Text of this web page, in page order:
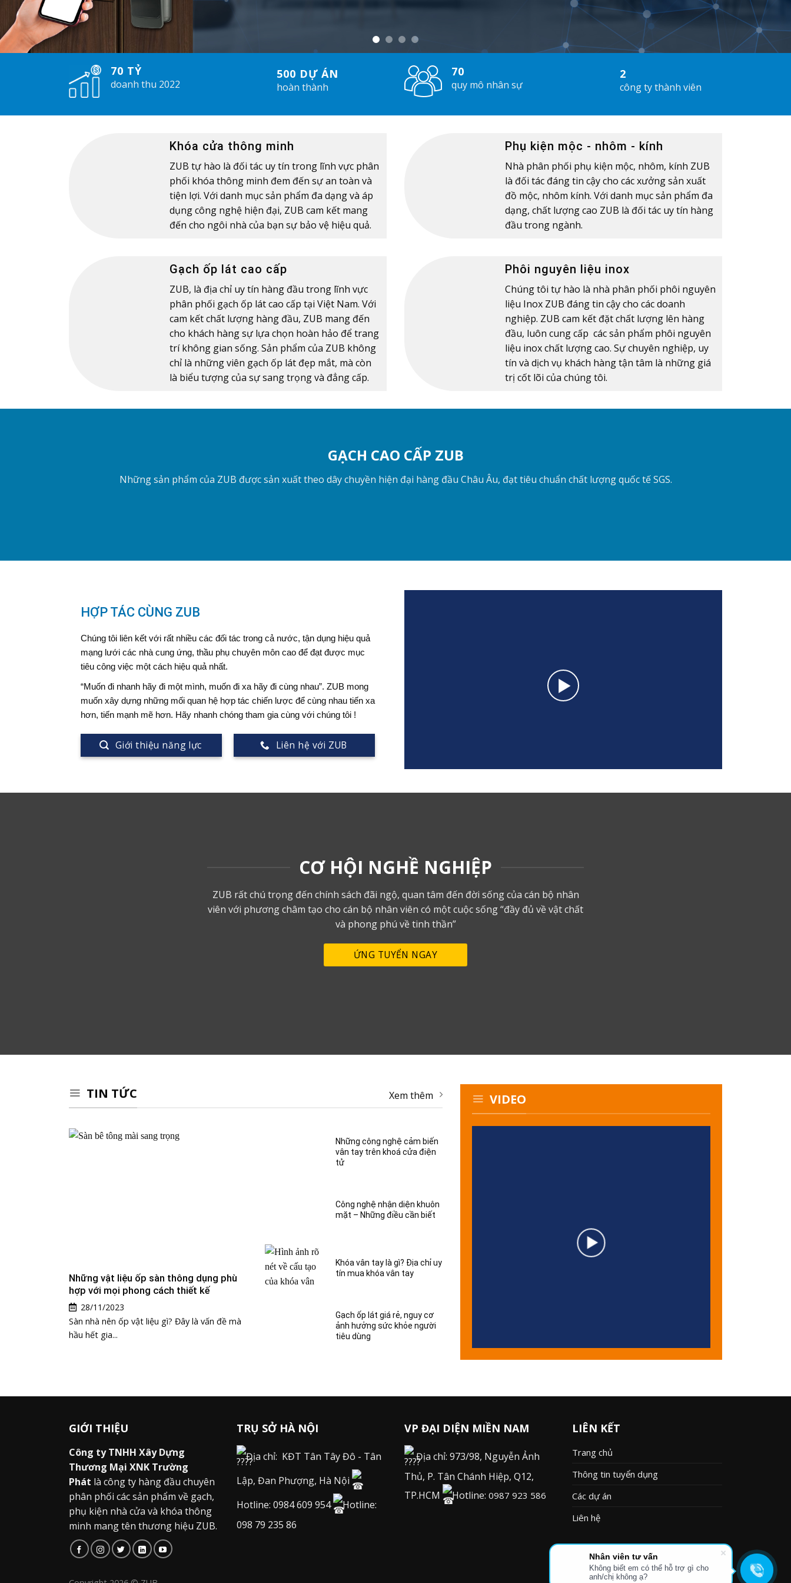
70 TỶ
doanh thu 2022
500 DỰ ÁN
hoàn thành
70
quy mô nhân sự
2
công ty thành viên
Khóa cửa thông minh
ZUB tự hào là đối tác uy tín trong lĩnh vực phân
phối khóa thông minh đem đến sự an toàn và
tiện lợi. Với danh mục sản phẩm đa dạng và áp
dụng công nghệ hiện đại, ZUB cam kết mang
đến cho ngôi nhà của bạn sự bảo vệ hiệu quả.
Phụ kiện mộc - nhôm - kính
Nhà phân phối phụ kiện mộc, nhôm, kính ZUB
là đối tác đáng tin cậy cho các xưởng sản xuất
đồ mộc, nhôm kính. Với danh mục sản phẩm đa
dạng, chất lượng cao ZUB là đối tác uy tín hàng
đầu trong ngành.
Gạch ốp lát cao cấp
ZUB, là địa chỉ uy tín hàng đầu trong lĩnh vực
phân phối gạch ốp lát cao cấp tại Việt Nam. Với
cam kết chất lượng hàng đầu, ZUB mang đến
cho khách hàng sự lựa chọn hoàn hảo để trang
trí không gian sống. Sản phẩm của ZUB không
chỉ là những viên gạch ốp lát đẹp mắt, mà còn
là biểu tượng của sự sang trọng và đẳng cấp.
Phôi nguyên liệu inox
Chúng tôi tự hào là nhà phân phối phôi nguyên
liệu Inox ZUB đáng tin cậy cho các doanh
nghiệp. ZUB cam kết đặt chất lượng lên hàng
đầu, luôn cung cấp các sản phẩm phôi nguyên
liệu inox chất lượng cao. Sự chuyên nghiệp, uy
tín và dịch vụ khách hàng tận tâm là những giá
trị cốt lõi của chúng tôi.
GẠCH CAO CẤP ZUB
Những sản phẩm của ZUB được sản xuất theo dây chuyền hiện đại hàng đầu Châu Âu, đạt tiêu chuẩn chất lượng quốc tế SGS.
HỢP TÁC CÙNG ZUB
Chúng tôi liên kết với rất nhiều các đối tác trong cả nước, tận dụng hiệu quả
mạng lưới các nhà cung ứng, thầu phụ chuyên môn cao để đạt được mục
tiêu công việc một cách hiệu quả nhất.
“Muốn đi nhanh hãy đi một mình, muốn đi xa hãy đi cùng nhau”. ZUB mong
muốn xây dựng những mối quan hệ hợp tác chiến lược để cùng nhau tiến xa
hơn, tiến mạnh mẽ hơn. Hãy nhanh chóng tham gia cùng với chúng tôi !
Giới thiệu năng lực Liên hệ với ZUB
CƠ HỘI NGHỀ NGHIỆP
ZUB rất chú trọng đến chính sách đãi ngộ, quan tâm đến đời sống của cán bộ nhân
viên với phương châm tạo cho cán bộ nhân viên có một cuộc sống “đầy đủ về vật chất
và phong phú về tinh thần”
ỨNG TUYỂN NGAY
TIN TỨC Xem thêm
Những vật liệu ốp sàn thông dụng phù
hợp với mọi phong cách thiết kế
28/11/2023
Sàn nhà nên ốp vật liệu gì? Đây là vấn đề mà
hầu hết gia...
Những công nghệ cảm biến
vân tay trên khoá cửa điện
tử
Công nghệ nhận diện khuôn
mặt – Những điều cần biết
Khóa vân tay là gì? Địa chỉ uy
tín mua khóa vân tay
Gạch ốp lát giá rẻ, nguy cơ
ảnh hưởng sức khỏe người
tiêu dùng
VIDEO
GIỚI THIỆU
Công ty TNHH Xây Dựng
Thương Mại XNK Trường
Phát là công ty hàng đầu chuyên
phân phối các sản phẩm về gạch,
phụ kiện nhà cửa và khóa thông
minh mang tên thương hiệu ZUB.
TRỤ SỞ HÀ NỘI
Địa chỉ: KĐT Tân Tây Đô - Tân
Lập, Đan Phượng, Hà Nội
Hotline: 0984 609 954
Hotline:
098 79 235 86
VP ĐẠI DIỆN MIỀN NAM
Địa chỉ: 973/98, Nguyễn Ảnh
Thủ, P. Tân Chánh Hiệp, Q12,
TP.HCM
Hotline: 0987 923 586
LIÊN KẾT
Trang chủ
Thông tin tuyển dụng
Các dự án
Liên hệ
Nhân viên tư vấn
Không biết em có thể hỗ trợ gì cho
anh/chị không ạ?